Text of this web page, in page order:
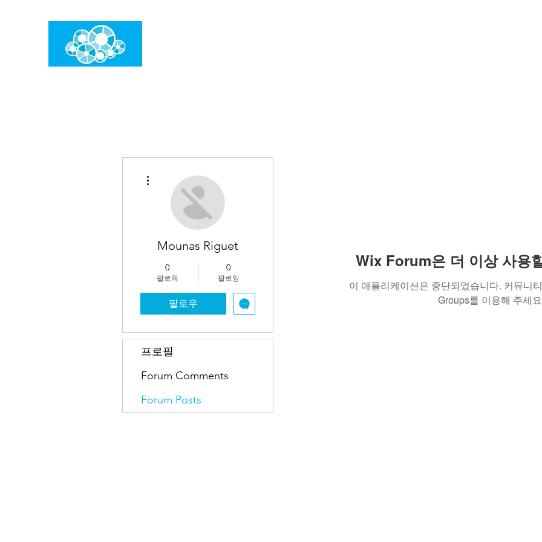
Wix Forum은 더 이상 사용
이 애플리케이션은 중단되었습니다. 커뮤니
Groups를 이용해 주세
Mounas Riguet
0
팔로워
0
팔로잉
팔로우
프로필
Forum Comments
Forum Posts